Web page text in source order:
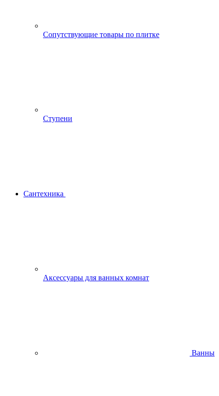
Сопутствующие товары по плитке
Ступени
Сантехника
Аксессуары для ванных комнат
Ванны